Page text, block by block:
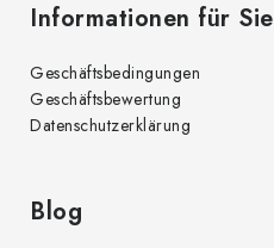
Informationen für Sie
Geschäftsbedingungen
Geschäftsbewertung
Datenschutzerklärung
Blog